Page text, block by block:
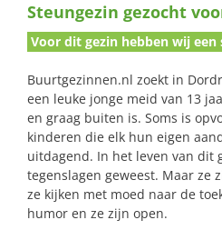
naar:
Steungezin gezocht
Voor dit gezin hebben wij een
Buurtgezinnen.nl zoekt in
een leuke jonge meid van 13
en graag buiten is. Soms is
kinderen die elk hun eigen
uitdagend. In het leven van dit
tegenslagen geweest. Maar ze
ze kijken met moed naar de
humor en ze zijn open.